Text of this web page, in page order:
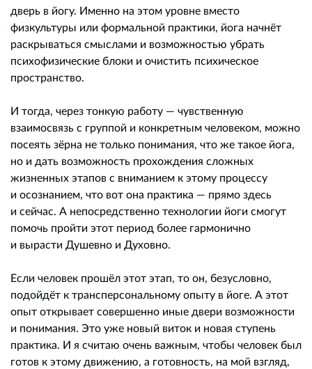
дверь в йогу. Именно на этом уровне вместо
физкультуры или формальной практики, йога начнёт
раскрываться смыслами и возможностью убрать
психофизические блоки и очистить психическое
пространство.
И тогда, через тонкую работу — чувственную
взаимосвязь с группой и конкретным человеком, можно
посеять зёрна не только понимания, что же такое йога,
но и дать возможность прохождения сложных
жизненных этапов с вниманием к этому процессу
и осознанием, что вот она практика — прямо здесь
и сейчас. А непосредственно технологии йоги смогут
помочь пройти этот период более гармонично
и вырасти Душевно и Духовно.
Если человек прошёл этот этап, то он, безусловно,
подойдёт к трансперсональному опыту в йоге. А этот
опыт открывает совершенно иные двери возможности
и понимания. Это уже новый виток и новая ступень
практика. И я считаю очень важным, чтобы человек был
готов к этому движению, а готовность, на мой взгляд,